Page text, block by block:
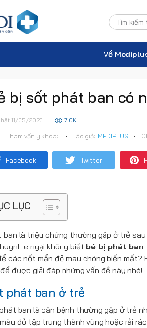
Về
bị sốt phát ban có
11/05/2023 7.0K
Tham vấn y khoa: • Tác giả: MEDIPLUS •
Facebook Twitter
LỤC
ban là triệu chứng thường gặp ở trẻ
e ngại không biết bé bị phát ban
các nốt mẩn đỏ mau chóng biến mất?
được giải đáp những vấn đề này nhé!
phát ban ở trẻ
ban là căn bệnh thường gặp ở trẻ
đỏ tập trung thành vùng hoặc rải